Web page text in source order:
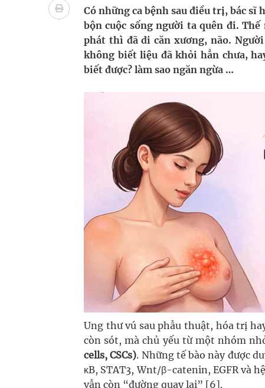
Xây dựng bản đồ mạng lưới cấp cứu ngoại viện
"Nền kinh tế bạc" có thể trở thành động lực
Quảng Trị: Phát huy vai trò của chính quyền
Không chỉ cắt tóc, Đông Tây Barbershop dành
Có những ca bệnh sau điều trị, bác
bộn cuộc sống người ta quên đi.
phát thì đã di căn xương, não.
không biết liệu đã khỏi hẳn chưa,
biết được? làm sao ngăn ngừa …
Ung thư vú sau phẫu thuật, hóa trị
còn sót, mà chủ yếu từ một nhóm
cells, CSCs). Những tế bào này được
κB, STAT3, Wnt/β-catenin, EGFR và
vẫn còn “đường quay lại” [6].